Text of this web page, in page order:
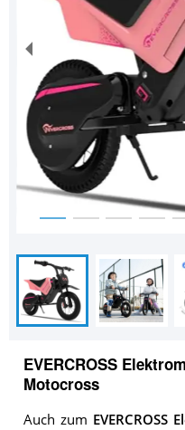
EVERCROSS
Motocross
Auch zum